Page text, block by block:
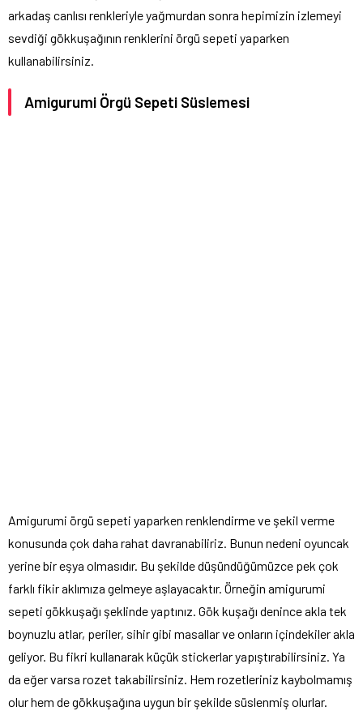
arkadaş canlısı renkleriyle yağmurdan sonra hepimizin izlemeyi
sevdiği gökkuşağının renklerini örgü sepeti yaparken
kullanabilirsiniz.
Amigurumi Örgü Sepeti Süslemesi
Amigurumi örgü sepeti yaparken renklendirme ve şekil verme
konusunda çok daha rahat davranabiliriz. Bunun nedeni oyuncak
yerine bir eşya olmasıdır. Bu şekilde düşündüğümüzce pek çok
farklı fikir aklımıza gelmeye aşlayacaktır. Örneğin amigurumi
sepeti gökkuşağı şeklinde yaptınız. Gök kuşağı denince akla tek
boynuzlu atlar, periler, sihir gibi masallar ve onların içindekiler akla
geliyor. Bu fikri kullanarak küçük stickerlar yapıştırabilirsiniz. Ya
da eğer varsa rozet takabilirsiniz. Hem rozetleriniz kaybolmamış
olur hem de gökkuşağına uygun bir şekilde süslenmiş olurlar.